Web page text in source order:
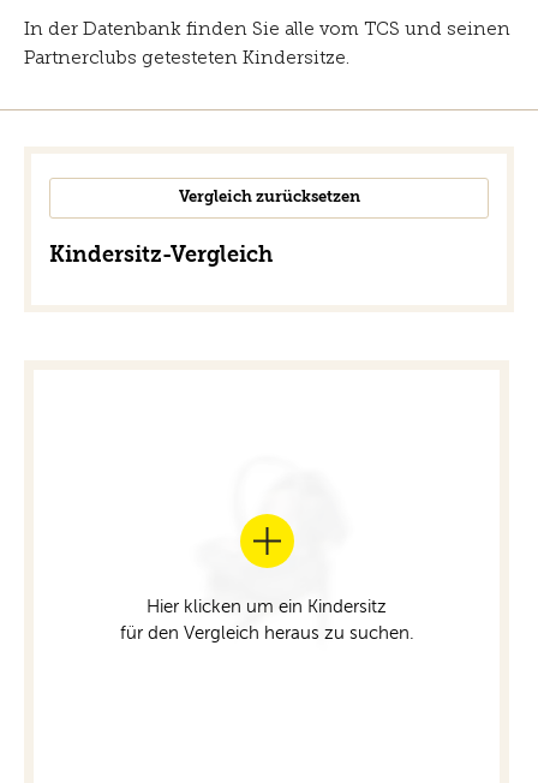
In der Datenbank finden Sie alle vom TCS und seinen
Partnerclubs getesteten Kindersitze.